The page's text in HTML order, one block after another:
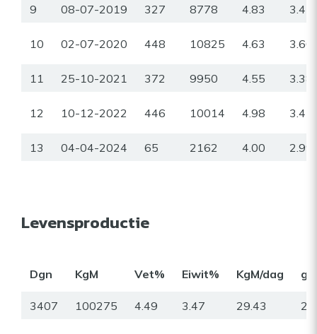
9 08-07-2019 327 8778 4.83 3.47
10 02-07-2020 448 10825 4.63 3.60
11 25-10-2021 372 9950 4.55 3.38
12 10-12-2022 446 10014 4.98 3.47
13 04-04-2024 65 2162 4.00 2.99
Levensproductie
Dgn KgM Vet% Eiwit% KgM/dag gr
3407 100275 4.49 3.47 29.43